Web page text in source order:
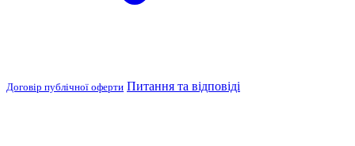
Договір публічної оферти Питання та відповіді